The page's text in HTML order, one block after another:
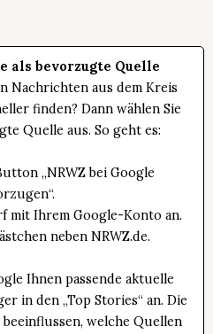
als bevorzugte Quelle
Nachrichten aus dem Kreis
finden? Dann wählen Sie
Quelle aus. So geht es:
„NRWZ bei Google
mit Ihrem Google-Konto an.
neben NRWZ.de.
Ihnen passende aktuelle
in den „Top Stories“ an. Die
welche Quellen